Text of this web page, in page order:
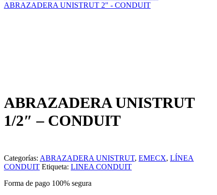
ABRAZADERA UNISTRUT 2" - CONDUIT
ABRAZADERA UNISTRUT
1/2″ – CONDUIT
Categorías: ABRAZADERA UNISTRUT, EMECX, LÍNEA
CONDUIT Etiqueta: LINEA CONDUIT
Forma de pago 100% segura